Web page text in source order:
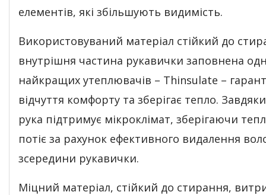
елементів, які збільшують видимість.
Використовуваний матеріал стійкий до
внутрішня частина рукавички заповнена
найкращих утеплювачів – Thinsulate –
відчуття комфорту та зберігає тепло.
рука підтримує мікроклімат, зберігаючи
потіє за рахунок ефективного видалення
зсередини рукавички.
Міцний матеріал, стійкий до стирання,